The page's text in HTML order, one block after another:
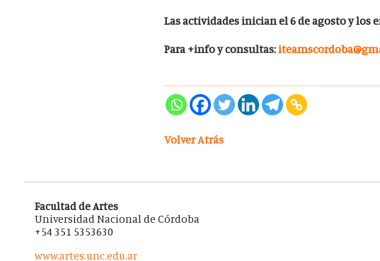
Las actividades inician el 6 de agosto y los
Para +info y consultas:
Volver Atrás
Facultad de Artes
Universidad Nacional de Córdoba
+54 351 5353630
www.artes.unc.edu.ar